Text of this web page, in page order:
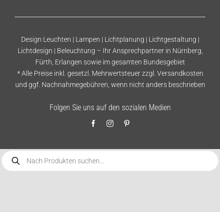
Design Leuchten | Lampen | Lichtplanung | Lichtgestaltung |
Lichtdesign | Beleuchtung – Ihr Ansprechpartner in Nürnberg,
Fürth, Erlangen sowie im gesamten Bundesgebiet
* Alle Preise inkl. gesetzl. Mehrwertsteuer zzgl. Versandkosten
und ggf. Nachnahmegebühren, wenn nicht anders beschrieben
Folgen Sie uns auf den sozialen Medien
Products
search